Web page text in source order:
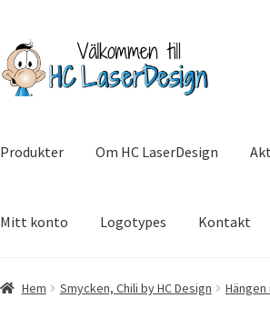
Hoppa
till
navigering
Hoppa
till
innehåll
Produkter Om HC LaserDesign
Mitt konto Logotypes Kontakt
Hem Aktuell info mm Betalning
Hem Smycken, Chili by HC Design